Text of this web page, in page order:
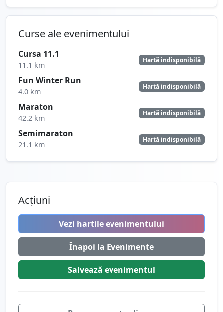
Curse ale evenimentului
Cursa 11.1
11.1 km
Hartă indisponibilă
Fun Winter Run
4.0 km
Hartă indisponibilă
Maraton
42.2 km
Hartă indisponibilă
Semimaraton
21.1 km
Hartă indisponibilă
Acțiuni
Vezi hartile evenimentului
Înapoi la Evenimente
Salvează evenimentul